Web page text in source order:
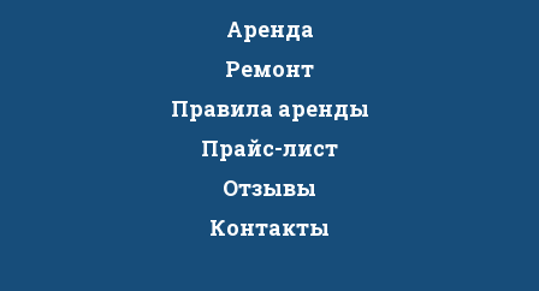
Аренда
Ремонт
Правила аренды
Прайс-лист
Отзывы
Контакты